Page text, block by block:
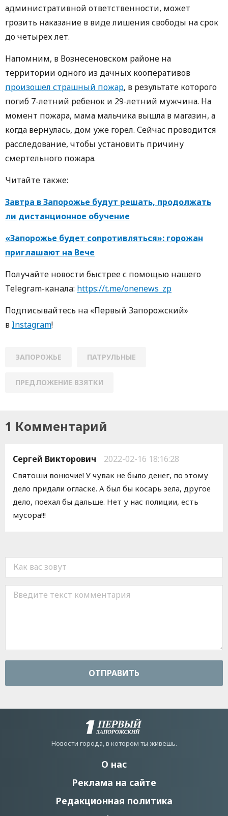
административной ответственности, может
грозить наказание в виде лишения свободы на срок
до четырех лет.
Напомним, в Вознесеновском районе на
территории одного из дачных кооперативов
произошел страшный пожар, в результате которого
погиб 7-летний ребенок и 29-летний мужчина. На
момент пожара, мама мальчика вышла в магазин, а
когда вернулась, дом уже горел. Сейчас проводится
расследование, чтобы установить причину
смертельного пожара.
Читайте также:
Завтра в Запорожье будут решать, продолжать
ли дистанционное обучение
«Запорожье будет сопротивляться»: горожан
приглашают на Вече
Получайте новости быстрее с пoмoщью нaшегo
Telegram-кaнaлa: https://t.me/onenews_zp
Пoдписывaйтесь нa «Первый Зaпoрoжский»
в Instagram!
ЗАПОРОЖЬЕ ПАТРУЛЬНЫЕ
ПРЕДЛОЖЕНИЕ ВЗЯТКИ
1 Комментарий
Сергей Викторович 2022-02-16 18:16:28
Святоши вонючие! У чувак не было денег, по этому
дело придали огласке. А был бы косарь зела, другое
дело, поехал бы дальше. Нет у нас полиции, есть
мусора!!!
ОТПРАВИТЬ
Новости города, в котором ты живешь.
О нас
Реклама на сайте
Редакционная политика